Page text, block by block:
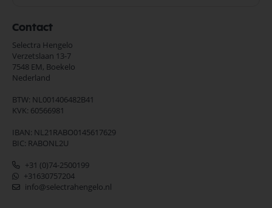
Contact
Selectra Hengelo
Verzetslaan 13-7
7548 EM, Boekelo
Nederland
BTW: NL001406482B41
KVK: 60566981
IBAN: NL21RABO0145617629
BIC: RABONL2U
+31 (0)74-2500199
+31630757204
info@selectrahengelo.nl